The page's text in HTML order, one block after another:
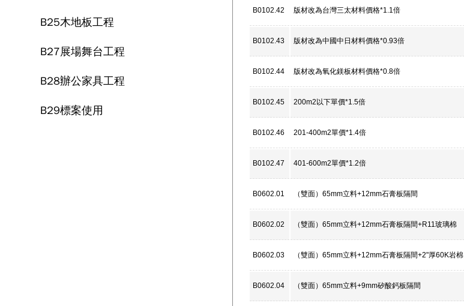
B25木地板工程
B27展場舞台工程
B28辦公家具工程
B29標案使用
B0102.42 版材改為台灣三太材料價格*1.1倍
B0102.43 版材改為中國中日材料價格*0.93倍
B0102.44 版材改為氧化鎂板材料價格*0.8倍
B0102.45 200m2以下單價*1.5倍
B0102.46 201-400m2單價*1.4倍
B0102.47 401-600m2單價*1.2倍
B0602.01 （雙面）65mm立料+12mm石膏板隔間
B0602.02 （雙面）65mm立料+12mm石膏板隔間+R11玻璃棉
B0602.03 （雙面）65mm立料+12mm石膏板隔間+2"厚60K岩棉
B0602.04 （雙面）65mm立料+9mm矽酸鈣板隔間